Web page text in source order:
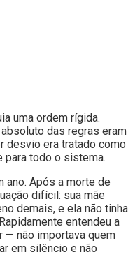
uma ordem rígida.
das regras eram
desvio era tratado como
para todo o sistema.
ano. Após a morte de
difícil: sua mãe
demais, e ela não tinha
entendeu a
— não importava quem
em silêncio e não